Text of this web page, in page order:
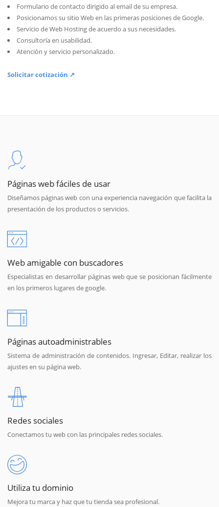
Formulario de contacto dirigido al email de su empresa.
Posicionamos su sitio Web en las primeras posiciones de Google.
Servicio de Web Hosting de acuerdo a sus necesidades.
Consultoría en usabilidad.
Atención y servicio personalizado.
Solicitar cotización ↗
Páginas web fáciles de usar
Diseñamos páginas web con una experiencia navegación que facilita la
presentación de los productos o servicios.
Web amigable con buscadores
Especialistas en desarrollar páginas web que se posicionan fácilmente
en los primeros lugares de google.
Páginas autoadministrables
Sistema de administración de contenidos. Ingresar, Editar, realizar los
ajustes en su página web.
Redes sociales
Conectamos tu web con las principales redes sociales.
Utiliza tu dominio
Mejora tu marca y haz que tu tienda sea profesional.